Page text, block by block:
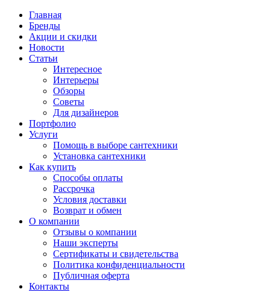
Главная
Бренды
Акции и скидки
Новости
Статьи
Интересное
Интерьеры
Обзоры
Советы
Для дизайнеров
Портфолио
Услуги
Помощь в выборе сантехники
Установка сантехники
Как купить
Способы оплаты
Рассрочка
Условия доставки
Возврат и обмен
О компании
Отзывы о компании
Наши эксперты
Сертификаты и свидетельства
Политика конфиденциальности
Публичная оферта
Контакты